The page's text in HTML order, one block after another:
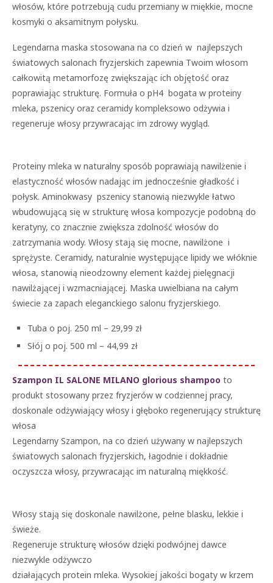
włosów, które potrzebują cudu przemiany w miękkie, mocne
kosmyki o aksamitnym połysku.
Legendarna maska stosowana na co dzień w najlepszych
światowych salonach fryzjerskich zapewnia Twoim włosom
całkowitą metamorfozę zwiększając ich objętość oraz
poprawiając strukturę. Formuła o pH4 bogata w proteiny
mleka, pszenicy oraz ceramidy kompleksowo odżywia i
regeneruje włosy przywracając im zdrowy wygląd.
Proteiny mleka w naturalny sposób poprawiają nawilżenie i
elastyczność włosów nadając im jednocześnie gładkość i
połysk. Aminokwasy pszenicy stanowią niezwykle łatwo
wbudowującą się w strukturę włosa kompozycje podobną do
keratyny, co znacznie zwiększa zdolność włosów do
zatrzymania wody. Włosy stają się mocne, nawilżone i
sprężyste. Ceramidy, naturalnie występujące lipidy we włóknie
włosa, stanowią nieodzowny element każdej pielęgnacji
nawilżającej i wzmacniającej. Maska uwielbiana na całym
świecie za zapach eleganckiego salonu fryzjerskiego.
Tuba o poj. 250 ml – 29,99 zł
Słój o poj. 500 ml – 44,99 zł
Szampon IL SALONE MILANO glorious shampoo to
produkt stosowany przez fryzjerów w codziennej pracy,
doskonale odżywiający włosy i głęboko regenerujący strukturę
włosa
Legendarny Szampon, na co dzień używany w najlepszych
światowych salonach fryzjerskich, łagodnie i dokładnie
oczyszcza włosy, przywracając im naturalną miękkość.
Włosy stają się doskonale nawilżone, pełne blasku, lekkie i
świeże.
Regeneruje strukturę włosów dzięki podwójnej dawce
niezwykle odżywczo
działających protein mleka. Wysokiej jakości bogaty w krzem